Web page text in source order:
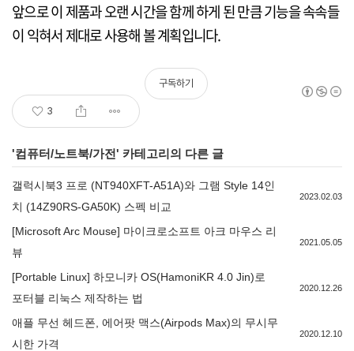
앞으로 이 제품과 오랜 시간을 함께 하게 된 만큼 기능을 속속들
이 익혀서 제대로 사용해 볼 계획입니다.
3
구독하기
'컴퓨터/노트북/가전' 카테고리의 다른 글
갤럭시북3 프로 (NT940XFT-A51A)와 그램 Style 14인
치 (14Z90RS-GA50K) 스펙 비교
2023.02.03
[Microsoft Arc Mouse] 마이크로소프트 아크 마우스 리
뷰
2021.05.05
[Portable Linux] 하모니카 OS(HamoniKR 4.0 Jin)로
포터블 리눅스 제작하는 법
2020.12.26
애플 무선 헤드폰, 에어팟 맥스(Airpods Max)의 무시무
시한 가격
2020.12.10